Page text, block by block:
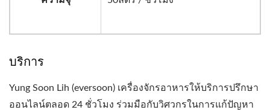
บริการ
Yung Soon Lih (eversoon) เครื่องจักรอาหารให้บริการปรึกษา
ออนไลน์ตลอด 24 ชั่วโมง ร่วมมือกับวิศวกรในการแก้ปัญหา